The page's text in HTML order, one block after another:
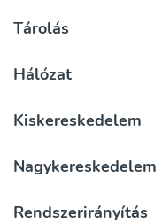
Tárolás
Hálózat
Kiskereskedelem
Nagykereskedelem
Rendszerirányítás